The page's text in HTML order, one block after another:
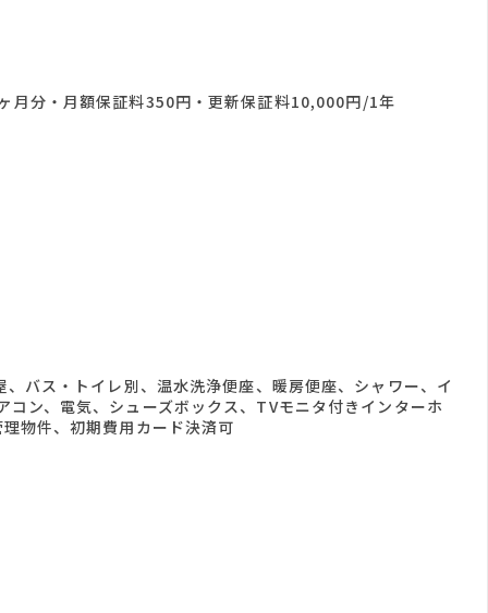
月分・月額保証料350円・更新保証料10,000円/1年
バス・トイレ別、温水洗浄便座、暖房便座、シャワー、イ
ン、電気、シューズボックス、TVモニタ付きインターホ
物件、初期費用カード決済可